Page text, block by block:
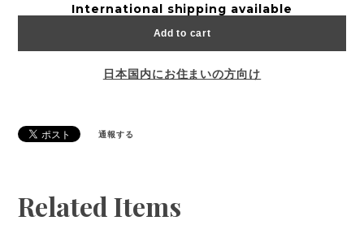
International shipping available
Add to cart
日本国内にお住まいの方向け
通報する
Related Items